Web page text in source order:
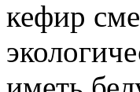
кефир